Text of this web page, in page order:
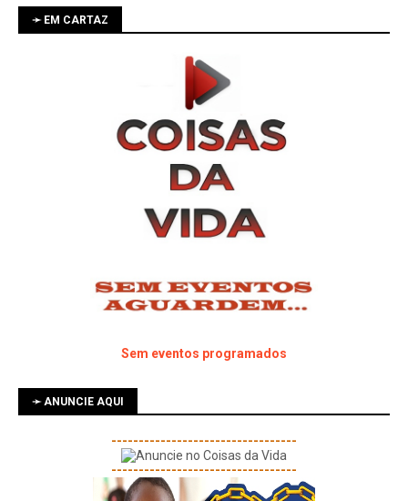
➛ EM CARTAZ
Sem eventos programados
➛ ANUNCIE AQUI
----------------------------------
----------------------------------